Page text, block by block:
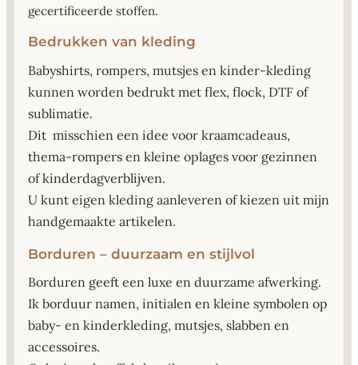
gecertificeerde stoffen.
Bedrukken van kleding
Babyshirts, rompers, mutsjes en kinder-kleding
kunnen worden bedrukt met flex, flock, DTF of
sublimatie.
Dit misschien een idee voor kraamcadeaus,
thema-rompers en kleine oplages voor gezinnen
of kinderdagverblijven.
U kunt eigen kleding aanleveren of kiezen uit mijn
handgemaakte artikelen.
Borduren – duurzaam en stijlvol
Borduren geeft een luxe en duurzame afwerking.
Ik borduur namen, initialen en kleine symbolen op
baby- en kinderkleding, mutsjes, slabben en
accessoires.